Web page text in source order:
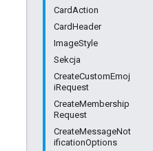
CardAction
CardHeader
ImageStyle
Sekcja
CreateCustomEmoj
iRequest
CreateMembership
Request
CreateMessageNot
ificationOptions